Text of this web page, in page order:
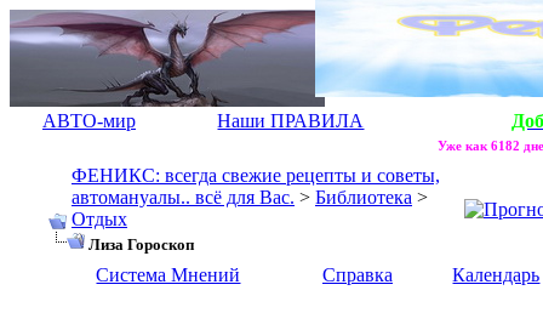
АВТО-мир Наши ПРАВИЛА
Уже как 6182
ФЕНИКС: всегда свежие рецепты и советы,
автомануалы.. всё для Вас. > Библиотека >
Отдых
Лиза Гороскоп
Система Мнений Справка Календарь